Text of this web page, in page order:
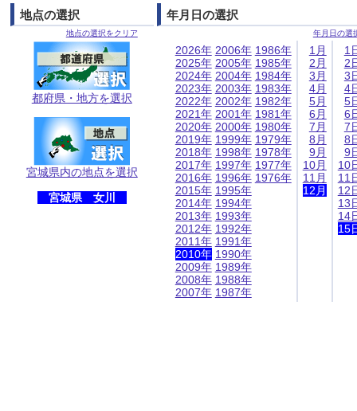
地点の選択
地点の選択をクリア
都府県・地方を選択
宮城県内の地点を選択
宮城県 女川
年月日の選択
年月日の選
2026年
2025年
2024年
2023年
2022年
2021年
2020年
2019年
2018年
2017年
2016年
2015年
2014年
2013年
2012年
2011年
2010年
2009年
2008年
2007年
2006年
2005年
2004年
2003年
2002年
2001年
2000年
1999年
1998年
1997年
1996年
1995年
1994年
1993年
1992年
1991年
1990年
1989年
1988年
1987年
1986年
1985年
1984年
1983年
1982年
1981年
1980年
1979年
1978年
1977年
1976年
1月
2月
3月
4月
5月
6月
7月
8月
9月
10月
11月
12月
1
2
3
4
5
6
7
8
9
10
11
12
13
14
15